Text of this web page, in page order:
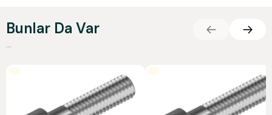
Bunlar Da Var
...